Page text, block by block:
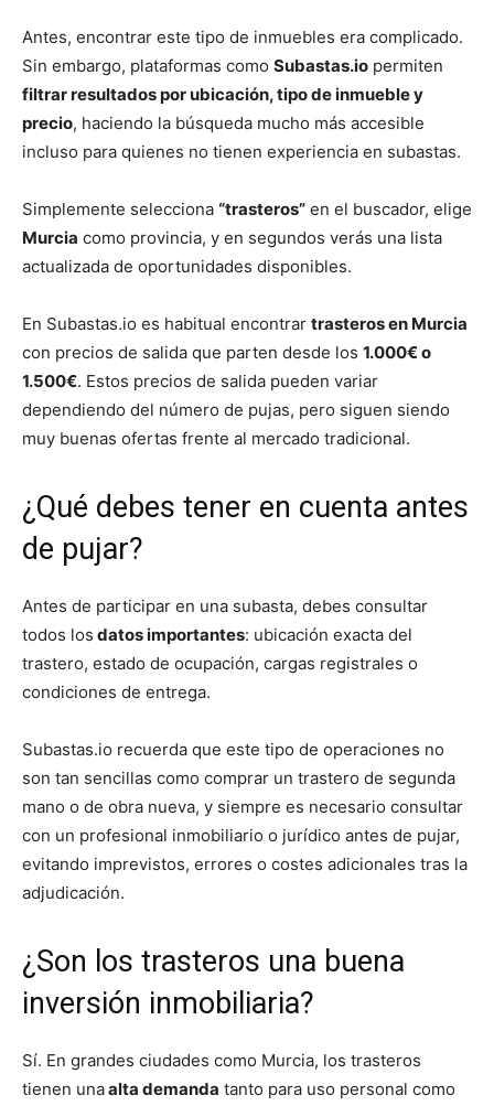
Antes, encontrar este tipo de inmuebles era complicado.
Sin embargo, plataformas como Subastas.io permiten
filtrar resultados por ubicación, tipo de inmueble y
precio, haciendo la búsqueda mucho más accesible
incluso para quienes no tienen experiencia en subastas.
Simplemente selecciona “trasteros” en el buscador, elige
Murcia como provincia, y en segundos verás una lista
actualizada de oportunidades disponibles.
En Subastas.io es habitual encontrar trasteros en Murcia
con precios de salida que parten desde los 1.000€ o
1.500€. Estos precios de salida pueden variar
dependiendo del número de pujas, pero siguen siendo
muy buenas ofertas frente al mercado tradicional.
¿Qué debes tener en cuenta antes
de pujar?
Antes de participar en una subasta, debes consultar
todos los datos importantes: ubicación exacta del
trastero, estado de ocupación, cargas registrales o
condiciones de entrega.
Subastas.io recuerda que este tipo de operaciones no
son tan sencillas como comprar un trastero de segunda
mano o de obra nueva, y siempre es necesario consultar
con un profesional inmobiliario o jurídico antes de pujar,
evitando imprevistos, errores o costes adicionales tras la
adjudicación.
¿Son los trasteros una buena
inversión inmobiliaria?
Sí. En grandes ciudades como Murcia, los trasteros
tienen unaalta demanda tanto para uso personal como